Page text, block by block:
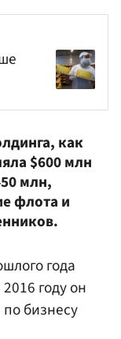
как
$600 млн
млн,
флота и
года
году он
бизнесу